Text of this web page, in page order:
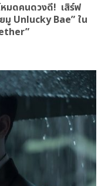
หมดคนดวงดี! เสิร์ฟ
มู Unlucky Bae” ใน